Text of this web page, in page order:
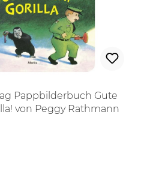
Pappbilderbuch Gute
von Peggy Rathmann